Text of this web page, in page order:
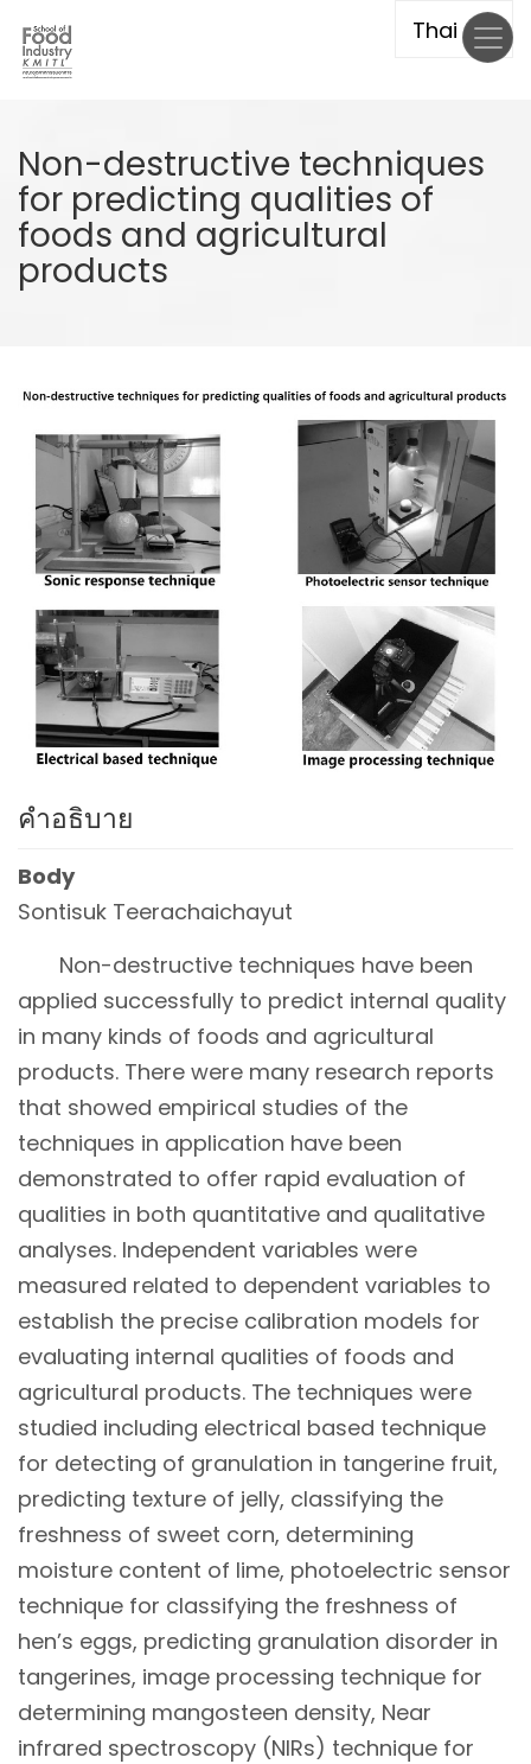
Skip
main
Non-destructive techniques
for predicting qualities of
foods and agricultural
products
คำอธิบาย
Body
Sontisuk Teerachaichayut
Non-destructive techniques have been
applied successfully to predict internal quality
in many kinds of foods and agricultural
products. There were many research reports
that showed empirical studies of the
techniques in application have been
demonstrated to offer rapid evaluation of
qualities in both quantitative and qualitative
analyses. Independent variables were
measured related to dependent variables to
establish the precise calibration models for
evaluating internal qualities of foods and
agricultural products. The techniques were
studied including electrical based technique
for detecting of granulation in tangerine fruit,
predicting texture of jelly, classifying the
freshness of sweet corn, determining
moisture content of lime, photoelectric sensor
technique for classifying the freshness of
hen’s eggs, predicting granulation disorder in
tangerines, image processing technique for
determining mangosteen density, Near
infrared spectroscopy (NIRs) technique for